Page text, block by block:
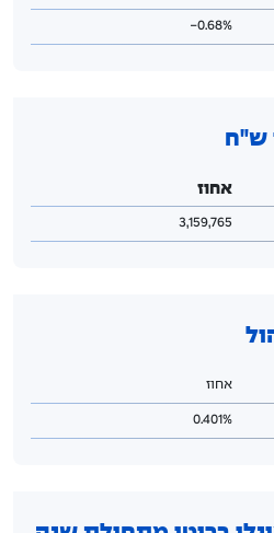
0.68%-
ש"ח
אחוז
3,159,765
אחוז
0.401%